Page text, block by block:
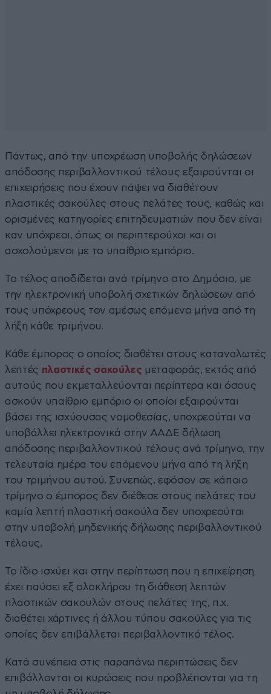
Πάντως, από την υποχρέωση υποβολής δηλώσεων
απόδοσης περιβαλλοντικού τέλους εξαιρούνται οι
επιχειρήσεις που έχουν πάψει να διαθέτουν
πλαστικές σακούλες στους πελάτες τους, καθώς και
ορισμένες κατηγορίες επιτηδευματιών που δεν είναι
καν υπόχρεοι, όπως οι περιπτερούχοι και οι
ασχολούμενοι με το υπαίθριο εμπόριο.
Το τέλος αποδίδεται ανά τρίμηνο στο Δημόσιο, με
την ηλεκτρονική υποβολή σχετικών δηλώσεων από
τους υπόχρεους τον αμέσως επόμενο μήνα από τη
λήξη κάθε τριμήνου.
Κάθε έμπορος ο οποίος διαθέτει στους καταναλωτές
λεπτές πλαστικές σακούλες μεταφοράς, εκτός από
αυτούς που εκμεταλλεύονται περίπτερα και όσους
ασκούν υπαίθριο εμπόριο οι οποίοι εξαιρούνται
βάσει της ισχύουσας νομοθεσίας, υποχρεούται να
υποβάλλει ηλεκτρονικά στην ΑΑΔΕ δήλωση
απόδοσης περιβαλλοντικού τέλους ανά τρίμηνο, την
τελευταία ημέρα του επόμενου μήνα από τη λήξη
του τριμήνου αυτού. Συνεπώς, εφόσον σε κάποιο
τρίμηνο ο έμπορος δεν διέθεσε στους πελάτες του
καμία λεπτή πλαστική σακούλα δεν υποχρεούται
στην υποβολή μηδενικής δήλωσης περιβαλλοντικού
τέλους.
Το ίδιο ισχύει και στην περίπτωση που η επιχείρηση
έχει παύσει εξ ολοκλήρου τη διάθεση λεπτών
πλαστικών σακουλών στους πελάτες της, π.χ.
διαθέτει χάρτινες ή άλλου τύπου σακούλες για τις
οποίες δεν επιβάλλεται περιβαλλοντικό τέλος.
Κατά συνέπεια στις παραπάνω περιπτώσεις δεν
επιβάλλονται οι κυρώσεις που προβλέπονται για τη